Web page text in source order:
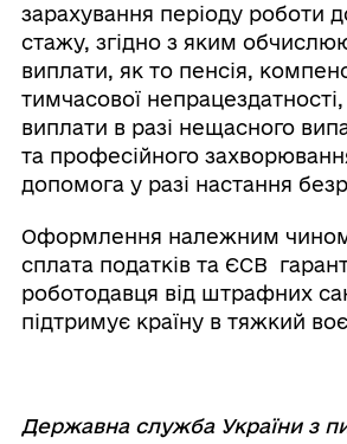
зарахування періоду роботи
стажу, згідно з яким
виплати, як то пенсія,
тимчасової непрацездатності,
виплати в разі нещасного
та професійного
допомога у разі настання
Оформлення належним чином
сплата податків та ЄСВ
роботодавця від штрафних
підтримує країну в тяжкий
Державна служба України з